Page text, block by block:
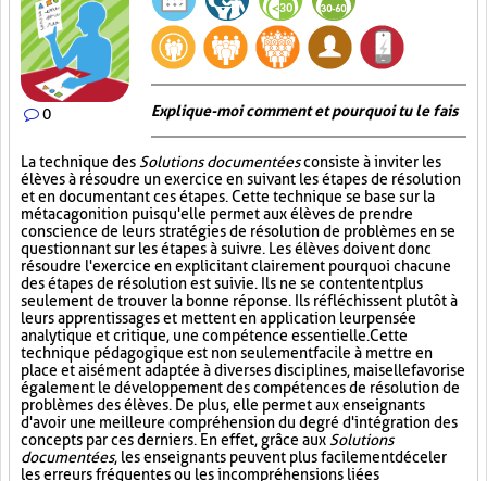
0 Explique-moi comment et pourquoi tu le fais
La technique des Solutions documentéesconsiste à inviter les
élèves à résoudre un exercice en suivant les étapes de résolution
et en documentant ces étapes. Cette technique se base sur la
métacagonition puisqu'elle permet aux élèves de prendre
conscience de leurs stratégies de résolution de problèmes en se
questionnant sur les étapes à suivre. Les élèves doivent donc
résoudre l'exercice en explicitant clairement pourquoi chacune
des étapes de résolution est suivie. Ils ne se contentent plus
seulement de trouver la bonne réponse. Ils réfléchissent plutôt à
leurs apprentissages et mettent en application leur pensée
analytique et critique, une compétence essentielle. Cette
technique pédagogique est non seulement facile à mettre en
place et aisément adaptée à diverses disciplines, mais elle favorise
également le développement des compétences de résolution de
problèmes des élèves. De plus, elle permet aux enseignants
d'avoir une meilleure compréhension du degré d'intégration des
concepts par ces derniers. En effet, grâce aux Solutions
documentées, les enseignants peuvent plus facilement déceler
les erreurs fréquentes ou les incompréhensions liées